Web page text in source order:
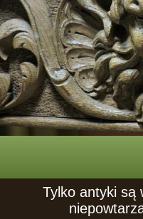
Tylko antyki są